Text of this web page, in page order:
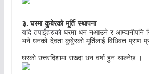
३. घरमा कुबेरको मूर्ति स्थापना
यदि तपाईंहरुको घरमा धन नआउने र आम्दानीपनि
भने धनको देवता कुबेुरको मूर्तिलाई विधिवत प्राण
घरको उत्तरदिशामा राख्दा धन वर्षा हुन थाल्नेछ ।